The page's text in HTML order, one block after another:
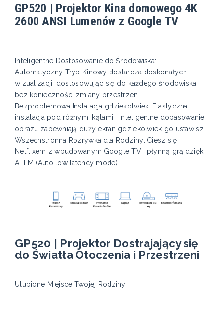
GP520 | Projektor Kina domowego 4K
2600 ANSI Lumenów z Google TV
Inteligentne Dostosowanie do Środowiska:
Automatyczny Tryb Kinowy dostarcza doskonałych
wizualizacji, dostosowując się do każdego środowiska
bez konieczności zmiany przestrzeni.
Bezproblemowa Instalacja gdziekolwiek: Elastyczna
instalacja pod różnymi kątami i inteligentne dopasowanie
obrazu zapewniają duży ekran gdziekolwiek go ustawisz.
Wszechstronna Rozrywka dla Rodziny: Ciesz się
Netflixem z wbudowanym Google TV i płynną grą dzięki
ALLM (Auto low latency mode).
GP520 | Projektor Dostrajający się
do Światła Otoczenia i Przestrzeni
Ulubione Miejsce Twojej Rodziny